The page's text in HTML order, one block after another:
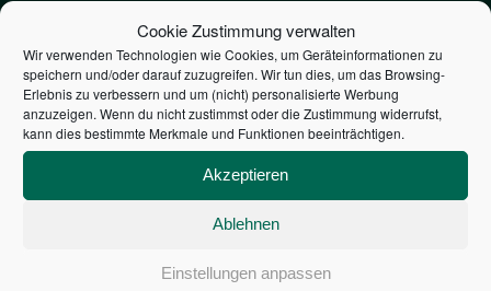
Cookie Zustimmung verwalten
Wir verwenden Technologien wie Cookies, um Geräteinformationen zu
speichern und/oder darauf zuzugreifen. Wir tun dies, um das Browsing-
Erlebnis zu verbessern und um (nicht) personalisierte Werbung
anzuzeigen. Wenn du nicht zustimmst oder die Zustimmung widerrufst,
kann dies bestimmte Merkmale und Funktionen beeinträchtigen.
Akzeptieren
Ablehnen
Einstellungen anpassen
1,601€
ZINSEN
PRO SEKUNDE
2,805,933,492,546
STAATSVERSCHULDUNG